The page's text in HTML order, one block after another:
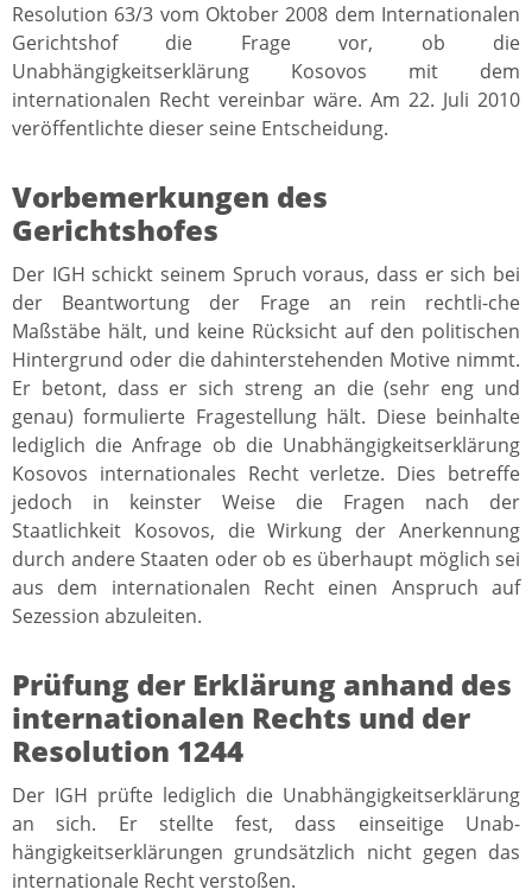
Resolution 63/3 vom Oktober 2008 dem Internationalen
Gerichtshof die Frage vor, ob die
Unabhängigkeitserklärung Kosovos mit dem
internationalen Recht vereinbar wäre. Am 22. Juli 2010
veröffentlichte dieser seine Entscheidung.
Vorbemerkungen des
Gerichtshofes
Der IGH schickt seinem Spruch voraus, dass er sich bei
der Beantwortung der Frage an rein rechtli-che
Maßstäbe hält, und keine Rücksicht auf den politischen
Hintergrund oder die dahinterstehenden Motive nimmt.
Er betont, dass er sich streng an die (sehr eng und
genau) formulierte Fragestellung hält. Diese beinhalte
lediglich die Anfrage ob die Unabhängigkeitserklärung
Kosovos internationales Recht verletze. Dies betreffe
jedoch in keinster Weise die Fragen nach der
Staatlichkeit Kosovos, die Wirkung der Anerkennung
durch andere Staaten oder ob es überhaupt möglich sei
aus dem internationalen Recht einen Anspruch auf
Sezession abzuleiten.
Prüfung der Erklärung anhand des
internationalen Rechts und der
Resolution 1244
Der IGH prüfte lediglich die Unabhängigkeitserklärung
an sich. Er stellte fest, dass einseitige Unab-
hängigkeitserklärungen grundsätzlich nicht gegen das
internationale Recht verstoßen.